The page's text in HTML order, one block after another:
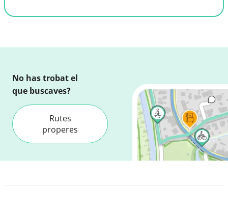
No has trobat el
que buscaves?
Rutes
properes